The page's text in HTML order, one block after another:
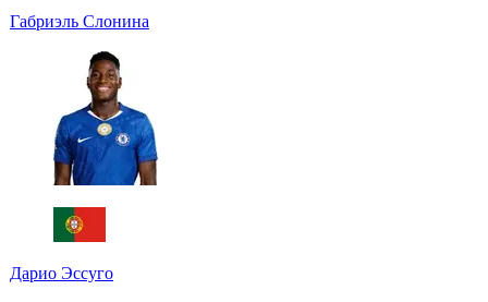
Габриэль Слонина
Дарио Эссуго